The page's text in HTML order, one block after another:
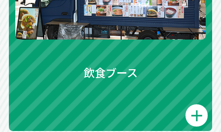
飲食ブース